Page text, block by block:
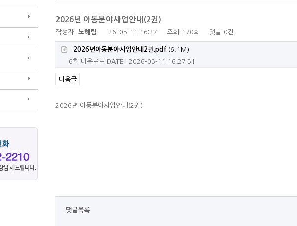
2026년 아동분야사업안내(2권)
작성자 노혜림 26-05-11 16:27 조회 170회 댓글 0건
2026년아동분야사업안내2권.pdf (6.1M)
6회 다운로드 DATE : 2026-05-11 16:27:51
다음글
2026년 아동분야사업안내(2권)
댓글목록